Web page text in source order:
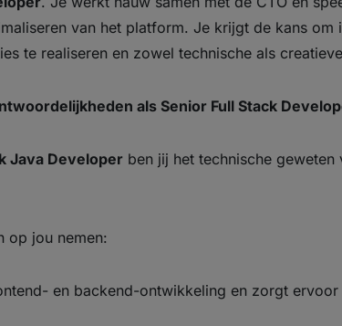
van het platform. Je krijgt de kans om
te realiseren en zowel technische als
als Senior Full Stack
Java Developer ben jij het technische
op jou nemen:
en backend-ontwikkeling en zorgt